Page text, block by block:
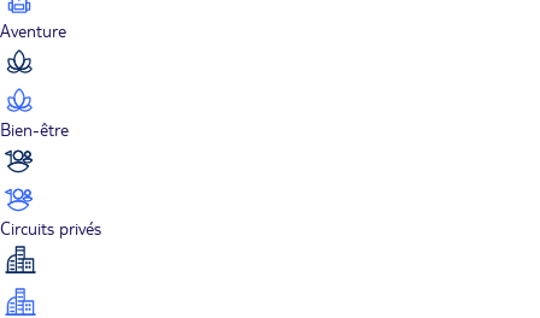
Aventure
Bien-être
Circuits privés